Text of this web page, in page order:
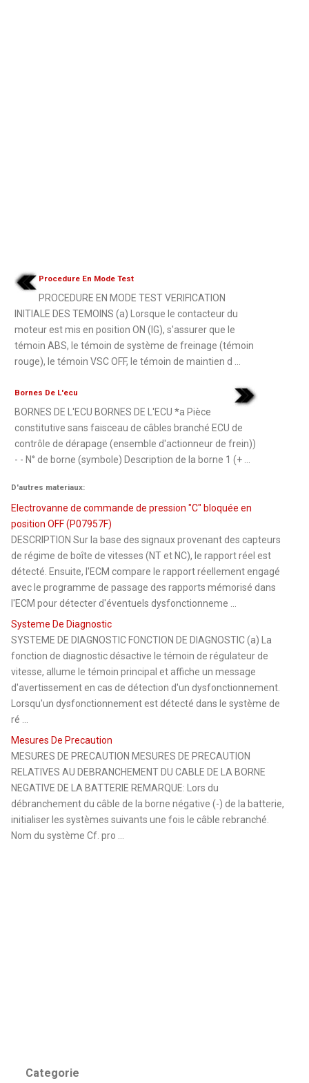
Procedure En Mode Test
PROCEDURE EN MODE TEST VERIFICATION
INITIALE DES TEMOINS (a) Lorsque le contacteur du
moteur est mis en position ON (IG), s'assurer que le
témoin ABS, le témoin de système de freinage (témoin
rouge), le témoin VSC OFF, le témoin de maintien d ...
Bornes De L'ecu
BORNES DE L'ECU BORNES DE L'ECU *a Pièce
constitutive sans faisceau de câbles branché ECU de
contrôle de dérapage (ensemble d'actionneur de frein))
- - N° de borne (symbole) Description de la borne 1 (+ ...
D'autres materiaux:
Electrovanne de commande de pression "C" bloquée en
position OFF (P07957F)
DESCRIPTION Sur la base des signaux provenant des capteurs
de régime de boîte de vitesses (NT et NC), le rapport réel est
détecté. Ensuite, l'ECM compare le rapport réellement engagé
avec le programme de passage des rapports mémorisé dans
l'ECM pour détecter d'éventuels dysfonctionneme ...
Systeme De Diagnostic
SYSTEME DE DIAGNOSTIC FONCTION DE DIAGNOSTIC (a) La
fonction de diagnostic désactive le témoin de régulateur de
vitesse, allume le témoin principal et affiche un message
d'avertissement en cas de détection d'un dysfonctionnement.
Lorsqu'un dysfonctionnement est détecté dans le système de
ré ...
Mesures De Precaution
MESURES DE PRECAUTION MESURES DE PRECAUTION
RELATIVES AU DEBRANCHEMENT DU CABLE DE LA BORNE
NEGATIVE DE LA BATTERIE REMARQUE: Lors du
débranchement du câble de la borne négative (-) de la batterie,
initialiser les systèmes suivants une fois le câble rebranché.
Nom du système Cf. pro ...
Categorie